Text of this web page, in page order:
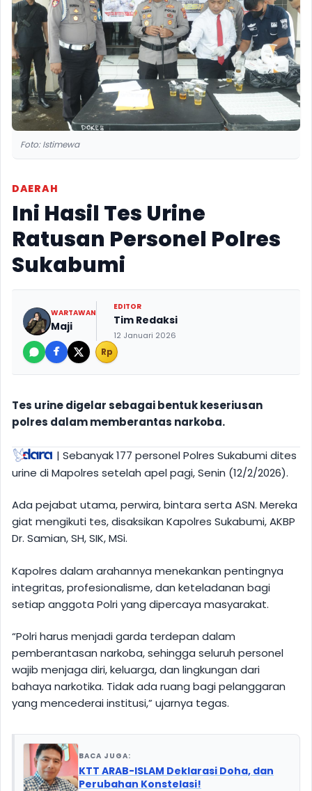
Foto: Istimewa
DAERAH
Ini Hasil Tes Urine
Ratusan Personel Polres
Sukabumi
WARTAWAN
Maji
EDITOR
Tim Redaksi
12 Januari 2026
Rp
Tes urine digelar sebagai bentuk keseriusan
polres dalam memberantas narkoba.
| Sebanyak 177 personel Polres Sukabumi dites
urine di Mapolres setelah apel pagi, Senin (12/2/2026).
Ada pejabat utama, perwira, bintara serta ASN. Mereka
giat mengikuti tes, disaksikan Kapolres Sukabumi, AKBP
Dr. Samian, SH, SIK, MSi.
Kapolres dalam arahannya menekankan pentingnya
integritas, profesionalisme, dan keteladanan bagi
setiap anggota Polri yang dipercaya masyarakat.
“Polri harus menjadi garda terdepan dalam
pemberantasan narkoba, sehingga seluruh personel
wajib menjaga diri, keluarga, dan lingkungan dari
bahaya narkotika. Tidak ada ruang bagi pelanggaran
yang mencederai institusi,” ujarnya tegas.
BACA JUGA:
KTT ARAB-ISLAM Deklarasi Doha, dan
Perubahan Konstelasi!